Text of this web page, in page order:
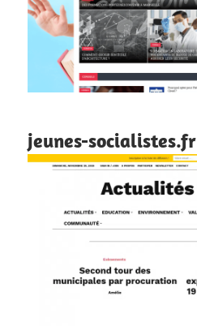
jeunes-socialistes.fr